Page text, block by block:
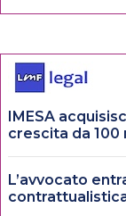
IMESA
crescita da 100
L’avvocato